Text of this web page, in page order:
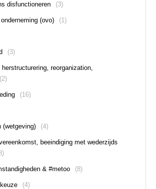
disfunctioneren (3)
(ovo) (1)
(3)
herstructurering, reorganization,
(2)
(16)
(wetgeving) (4)
beeindiging met wederzijds
& #metoo (8)
(4)